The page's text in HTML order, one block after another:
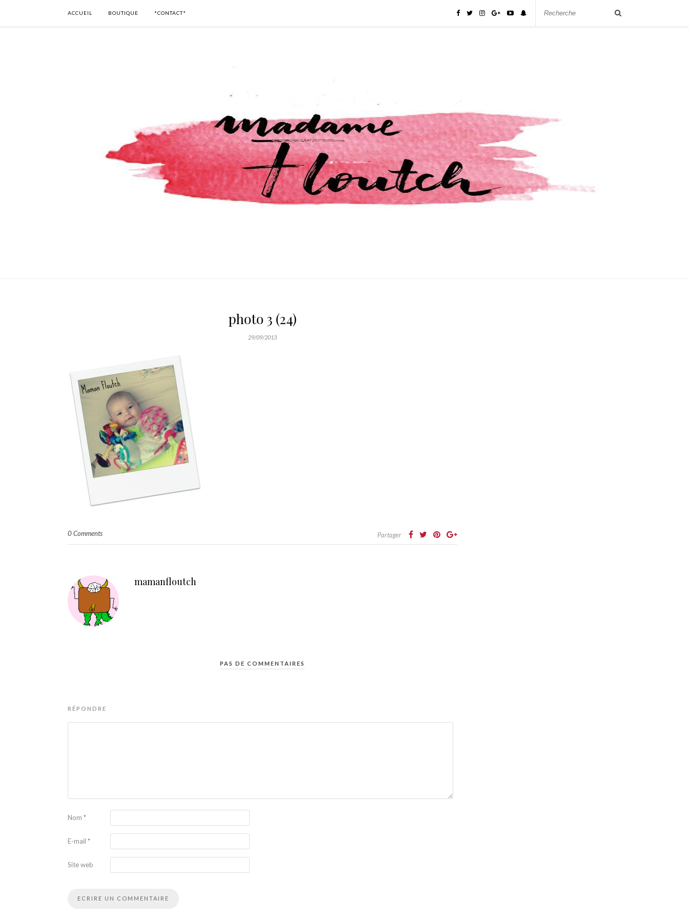
ACCUEIL BOUTIQUE *CONTACT*
photo 3 (24)
29/09/2013
0 Comments Partager
mamanfloutch
PAS DE COMMENTAIRES
RÉPONDRE
Nom *
E-mail *
Site web